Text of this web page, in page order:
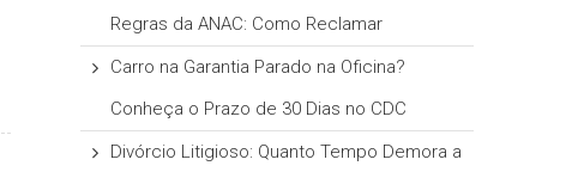
Regras da ANAC: Como Reclamar
Carro na Garantia Parado na Oficina?
Conheça o Prazo de 30 Dias no CDC
Divórcio Litigioso: Quanto Tempo Demora a